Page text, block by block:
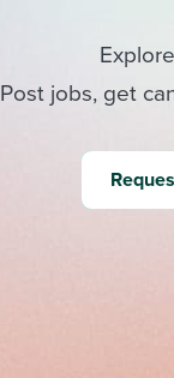
Post jobs, get